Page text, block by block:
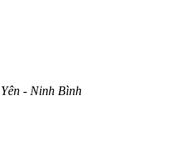
- Ninh Bình